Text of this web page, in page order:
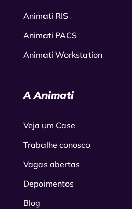
Animati RIS
Animati PACS
Animati Workstation
A Animati
Veja um Case
Trabalhe conosco
Vagas abertas
Depoimentos
Blog